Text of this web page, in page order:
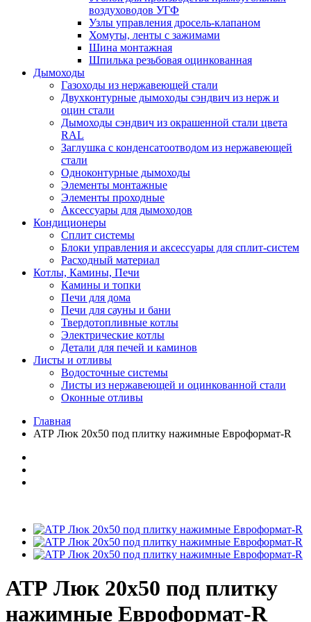
воздуховодов УГФ
Узлы управления дросель-клапаном
Хомуты, ленты с зажимами
Шина монтажная
Шпилька резьбовая оцинкованная
Дымоходы
Газоходы из нержавеющей стали
Двухконтурные дымоходы сэндвич из нерж и
оцин стали
Дымоходы сэндвич из окрашенной стали цвета
RAL
Заглушка с конденсатоотводом из нержавеющей
стали
Одноконтурные дымоходы
Элементы монтажные
Элементы проходные
Аксессуары для дымоходов
Кондиционеры
Сплит системы
Блоки управления и аксессуары для сплит-систем
Расходный материал
Котлы, Камины, Печи
Камины и топки
Печи для дома
Печи для сауны и бани
Твердотопливные котлы
Электрические котлы
Детали для печей и каминов
Листы и отливы
Водосточные системы
Листы из нержавеющей и оцинкованной стали
Оконные отливы
Главная
АТР Люк 20х50 под плитку нажимные Евроформат-R
АТР Люк 20х50 под плитку
нажимные Евроформат-R